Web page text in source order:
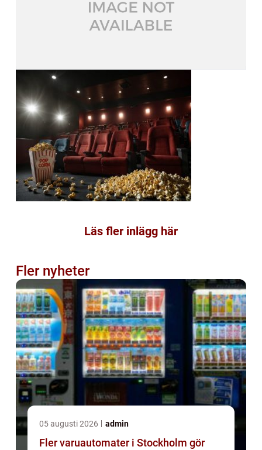
Läs fler inlägg här
Fler nyheter
05 augusti 2026 admin
Fler varuautomater i Stockholm gör